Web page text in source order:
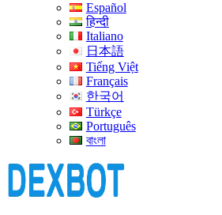
Español
हिन्दी
Italiano
日本語
Tiếng Việt
Français
한국어
Türkçe
Português
বাংলা